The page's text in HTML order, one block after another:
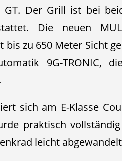
GT. Der Grill ist bei
Die neuen
zu 650 Meter Sicht
9G-TRONIC,
sich am E-Klasse
praktisch
leicht abgewandelt